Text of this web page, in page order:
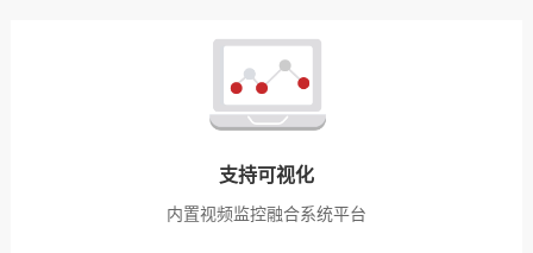
支持可视化
内置视频监控融合系统平台